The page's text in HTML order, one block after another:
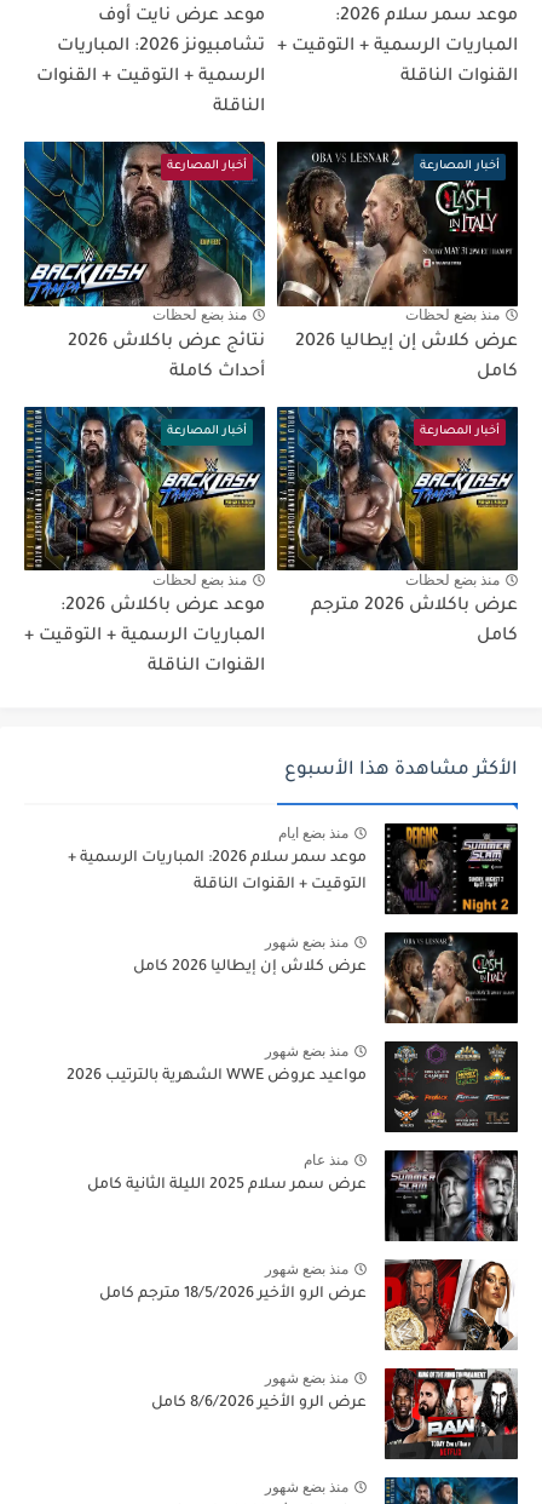
موعد سمر سلام 2026:
المباريات الرسمية + التوقيت +
القنوات الناقلة
موعد عرض نايت أوف
تشامبيونز 2026: المباريات
الرسمية + التوقيت + القنوات
الناقلة
أخبار المصارعة
منذ بضع لحظات
عرض كلاش إن إيطاليا 2026
كامل
أخبار المصارعة
منذ بضع لحظات
نتائج عرض باكلاش 2026
أحداث كاملة
أخبار المصارعة
منذ بضع لحظات
عرض باكلاش 2026 مترجم
كامل
أخبار المصارعة
منذ بضع لحظات
موعد عرض باكلاش 2026:
المباريات الرسمية + التوقيت +
القنوات الناقلة
الأكثر مشاهدة هذا الأسبوع
منذ بضع ايام
موعد سمر سلام 2026: المباريات الرسمية +
التوقيت + القنوات الناقلة
منذ بضع شهور
عرض كلاش إن إيطاليا 2026 كامل
منذ بضع شهور
مواعيد عروض WWE الشهرية بالترتيب 2026
منذ عام
عرض سمر سلام 2025 الليلة الثانية كامل
منذ بضع شهور
عرض الرو الأخير 18/5/2026 مترجم كامل
منذ بضع شهور
عرض الرو الأخير 8/6/2026 كامل
منذ بضع شهور